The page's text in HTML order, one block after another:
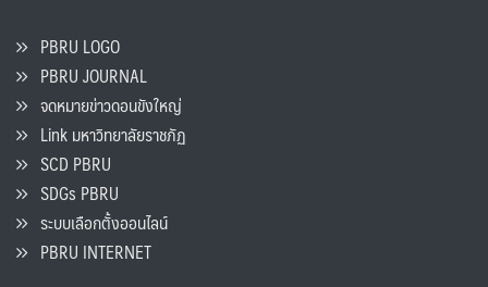
PBRU LOGO
PBRU JOURNAL
จดหมายข่าวดอนขังใหญ่
Link มหาวิทยาลัยราชภัฏ
SCD PBRU
SDGs PBRU
ระบบเลือกตั้งออนไลน์
PBRU INTERNET